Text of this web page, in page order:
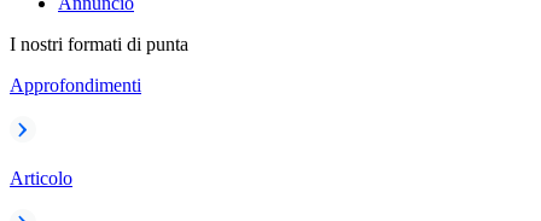
I nostri formati di punta
Approfondimenti
Articolo